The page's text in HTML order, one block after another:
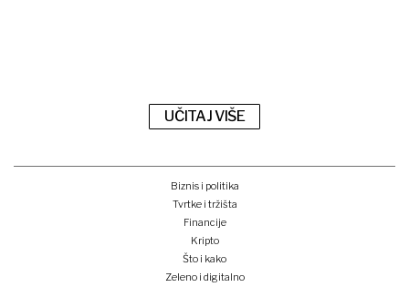
UČITAJ VIŠE
Biznis i politika
Tvrtke i tržišta
Financije
Kripto
Što i kako
Zeleno i digitalno